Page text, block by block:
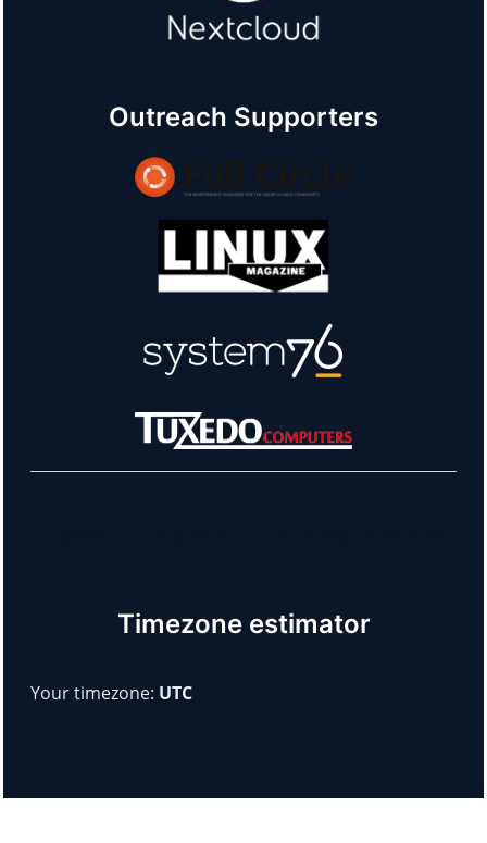
Outreach Supporters
Timezone estimator
Your timezone: UTC